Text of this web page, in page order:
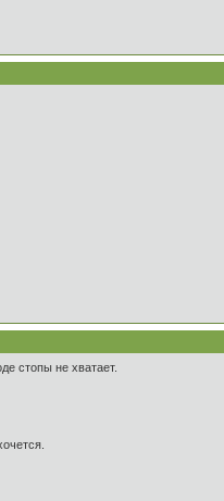
стопы не хватает.